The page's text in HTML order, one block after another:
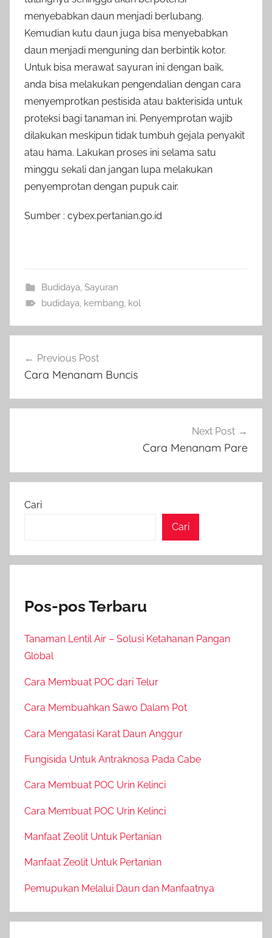
menyebabkan daun menjadi berlubang.
Kemudian kutu daun juga bisa menyebabkan
daun menjadi menguning dan berbintik kotor.
Untuk bisa merawat sayuran ini dengan baik,
anda bisa melakukan pengendalian dengan cara
menyemprotkan pestisida atau bakterisida untuk
proteksi bagi tanaman ini. Penyemprotan wajib
dilakukan meskipun tidak tumbuh gejala penyakit
atau hama. Lakukan proses ini selama satu
minggu sekali dan jangan lupa melakukan
penyemprotan dengan pupuk cair.
Sumber : cybex.pertanian.go.id
Budidaya Sayuran
budidaya kembang kol
pos
Previous Post
Cara Menanam Buncis
Next Post
Cara Menanam Pare
Cari
Cari
Pos-pos Terbaru
Tanaman Lentil Air – Solusi Ketahanan Pangan
Global
Cara Membuat POC dari Telur
Cara Membuahkan Sawo Dalam Pot
Cara Mengatasi Karat Daun Anggur
Fungisida Untuk Antraknosa Pada Cabe
Cara Membuat POC Urin Kelinci
Cara Membuat POC Urin Kelinci
Manfaat Zeolit Untuk Pertanian
Manfaat Zeolit Untuk Pertanian
Pemupukan Melalui Daun dan Manfaatnya